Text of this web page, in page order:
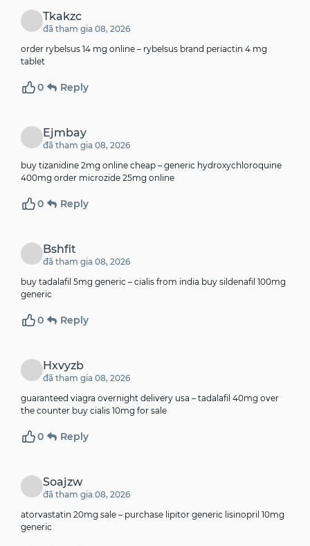
Tkakzc
đã tham gia 08, 2026
order rybelsus 14 mg online – rybelsus brand periactin 4 mg
tablet
0 Reply
Ejmbay
đã tham gia 08, 2026
buy tizanidine 2mg online cheap – generic hydroxychloroquine
400mg order microzide 25mg online
0 Reply
Bshfit
đã tham gia 08, 2026
buy tadalafil 5mg generic – cialis from india buy sildenafil 100mg
generic
0 Reply
Hxvyzb
đã tham gia 08, 2026
guaranteed viagra overnight delivery usa – tadalafil 40mg over
the counter buy cialis 10mg for sale
0 Reply
Soajzw
đã tham gia 08, 2026
atorvastatin 20mg sale – purchase lipitor generic lisinopril 10mg
generic